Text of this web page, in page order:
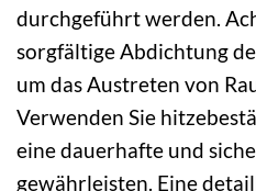
durchgeführt werden.
sorgfältige Abdichtung
um das Austreten von
Verwenden Sie
eine dauerhafte und
gewährleisten. Eine